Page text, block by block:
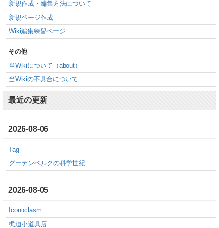
新規作成・編集方法について
新規ページ作成
Wiki編集練習ページ
その他
当Wikiについて（about）
当Wikiの不具合について
最近の更新
2026-08-06
Tag
グーテンベルクの科学世紀
2026-08-05
Iconoclasm
梶迫小道具店